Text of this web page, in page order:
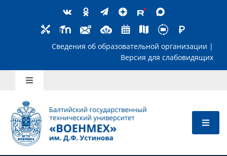
Сведения об образовательной
Toggle
Школьникам
Абитуриентам